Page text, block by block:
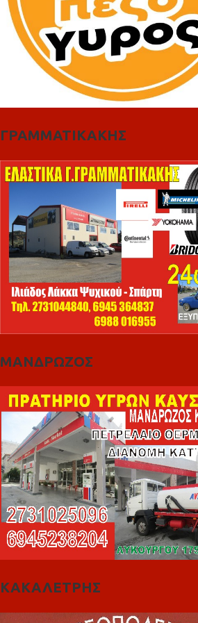
ΓΡΑΜΜΑΤΙΚΑΚΗΣ
ΜΑΝΔΡΩΖΟΣ
ΚΑΚΑΛΕΤΡΗΣ